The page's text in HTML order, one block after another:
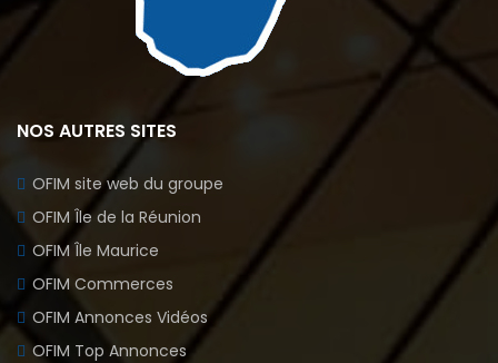
NOS AUTRES SITES
OFIM site web du groupe
OFIM Île de la Réunion
OFIM Île Maurice
OFIM Commerces
OFIM Annonces Vidéos
OFIM Top Annonces